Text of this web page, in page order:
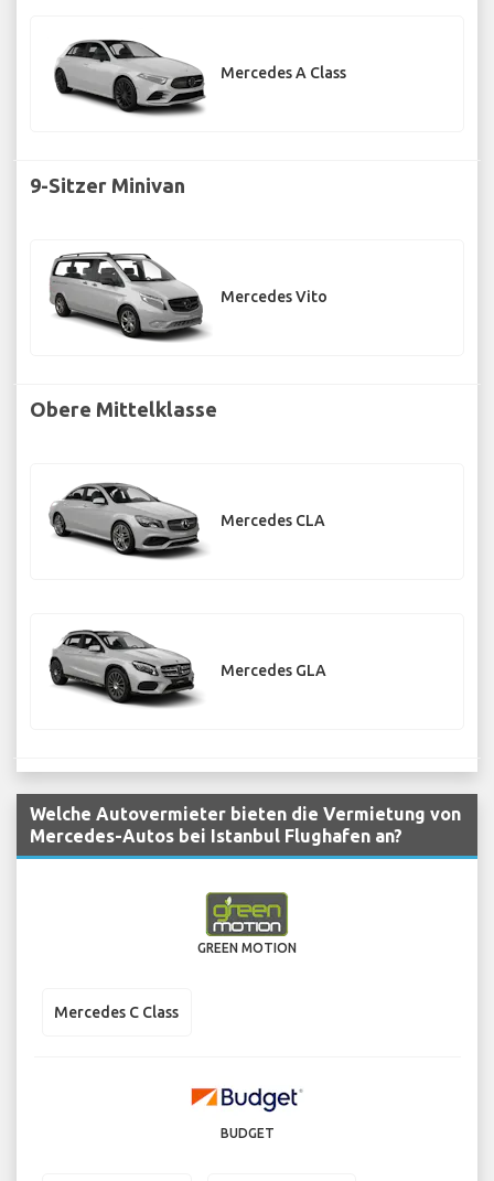
Mercedes A Class
9-Sitzer Minivan
Mercedes Vito
Obere Mittelklasse
Mercedes CLA
Mercedes GLA
Welche Autovermieter bieten die Vermietung von
Mercedes-Autos bei Istanbul Flughafen an?
GREEN MOTION
Mercedes C Class
BUDGET